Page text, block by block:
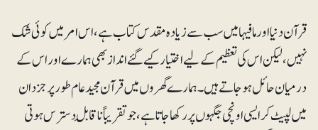
قرآن دنیا اور مافیہا میں سب سے زیادہ مقدس کتاب ہے، اس امر میں کوئی شک
نہیں، لیکن اس کی تعظیم کے لیے اختیار کیے گئے انداز بھی ہمارے اور اس کے
درمیان حائل ہوجاتے ہیں۔ ہمارے گھروں میں قرآن مجید عام طورپرجز دان
میں لپیٹ کر ایسی اونچی جگہوں پر رکھا جاتا ہے، جو تقریباً ناقابلِ دسترس ہوتی